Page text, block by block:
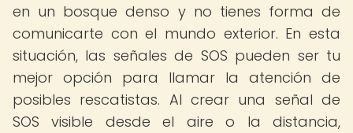
en un bosque denso y no tienes forma de
comunicarte con el mundo exterior. En esta
situación, las señales de SOS pueden ser tu
mejor opción para llamar la atención de
posibles rescatistas. Al crear una señal de
SOS visible desde el aire o la distancia,